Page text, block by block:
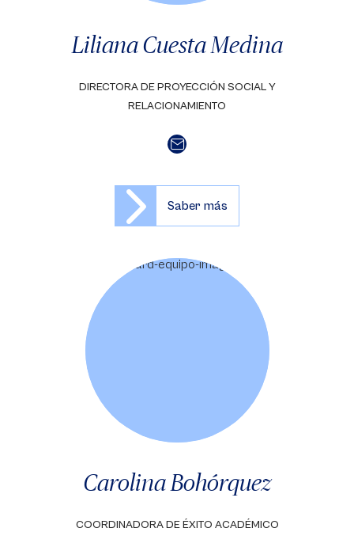
Liliana Cuesta Medina
DIRECTORA DE PROYECCIÓN SOCIAL Y
RELACIONAMIENTO
Saber más
Carolina Bohórquez
COORDINADORA DE ÉXITO ACADÉMICO